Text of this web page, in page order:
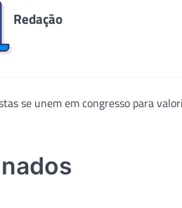
Redação
se unem em congresso para